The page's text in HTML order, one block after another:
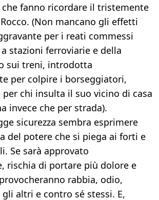
che fanno ricordare il tristemente
(Non mancano gli effetti
per i reati commessi
stazioni ferroviarie e della
sui treni, introdotta
per colpire i borseggiatori,
per chi insulta il suo vicino di casa
invece che per strada).
sicurezza sembra esprimere
del potere che si piega ai forti e
Se sarà approvato
rischia di portare più dolore e
rabbia, odio,
altri e contro sé stessi. E,